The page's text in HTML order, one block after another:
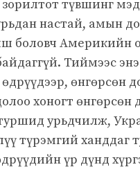
түвшинг
настай, амын
боловч Америкийн
Тиймээс
өнгөрсөн
хоногт өнгөрсөн
урьдчилж,
түрэмгий ханддаг
үр дүнд